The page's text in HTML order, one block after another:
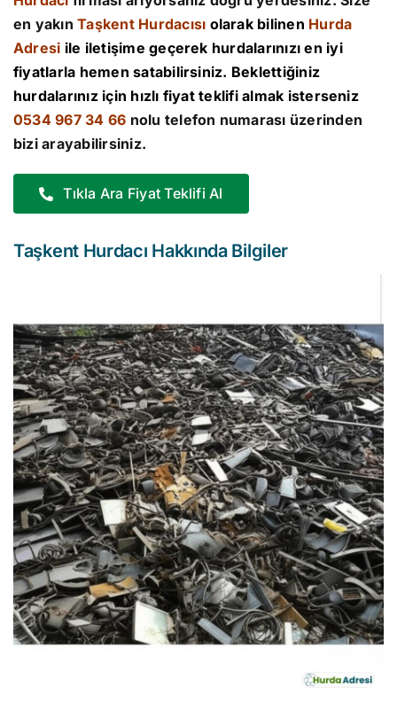
en yakınTaşkent Hurdacısı olarak bilinen Hurda
Adresi ile iletişime geçerek hurdalarınızı en iyi
fiyatlarla hemen satabilirsiniz. Beklettiğiniz
hurdalarınız için hızlı fiyat teklifi almak isterseniz
0534 967 34 66 nolu telefon numarası üzerinden
bizi arayabilirsiniz.
Tıkla Ara Fiyat Teklifi Al
Taşkent Hurdacı Hakkında Bilgiler